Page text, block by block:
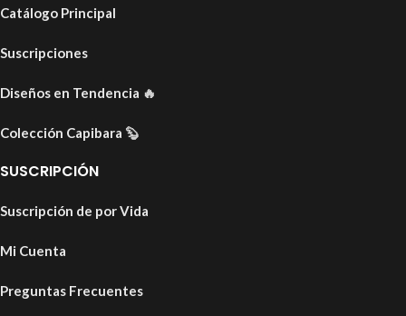
Catálogo Principal
Suscripciones
Diseños en Tendencia 🔥
Colección Capibara 🦫
SUSCRIPCIÓN
Suscripción de por Vida
Mi Cuenta
Preguntas Frecuentes